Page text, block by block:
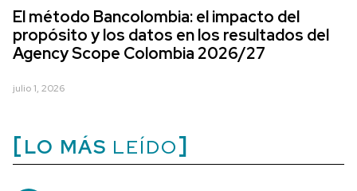
El método Bancolombia: el impacto del
propósito y los datos en los resultados del
Agency Scope Colombia 2026/27
julio 1, 2026
LO MÁS LEÍDO